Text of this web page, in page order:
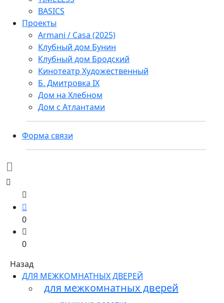
BASICS
Проекты
Armani / Casa (2025)
Клубный дом Бунин
Клубный дом Бродский
Кинотеатр Художественный
Б. Дмитровка IX
Дом на Хлебном
Дом с Атлантами
Форма связи
0
0
Назад
ДЛЯ МЕЖКОМНАТНЫХ ДВЕРЕЙ
для межкомнатных дверей